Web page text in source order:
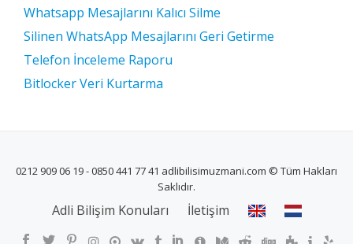
Whatsapp Mesajlarını Kalıcı Silme
Silinen WhatsApp Mesajlarını Geri Getirme
Telefon İnceleme Raporu
Bitlocker Veri Kurtarma
0212 909 06 19 - 0850 441 77 41 adlibilisimuzmani.com © Tüm Hakları
Saklıdır.
İKINCILAdli Bilişim Konuları İletişim